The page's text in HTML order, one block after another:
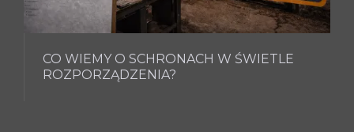
CO WIEMY O SCHRONACH W ŚWIETLE
ROZPORZĄDZENIA?